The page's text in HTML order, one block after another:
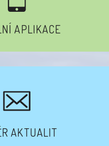
APLIKACE
AKTUALIT